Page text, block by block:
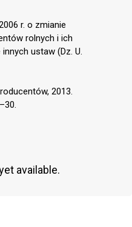
r. o zmianie
rolnych i ich
ustaw (Dz. U.
2013.
available.